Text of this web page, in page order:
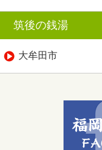
筑後の銭湯
大牟田市